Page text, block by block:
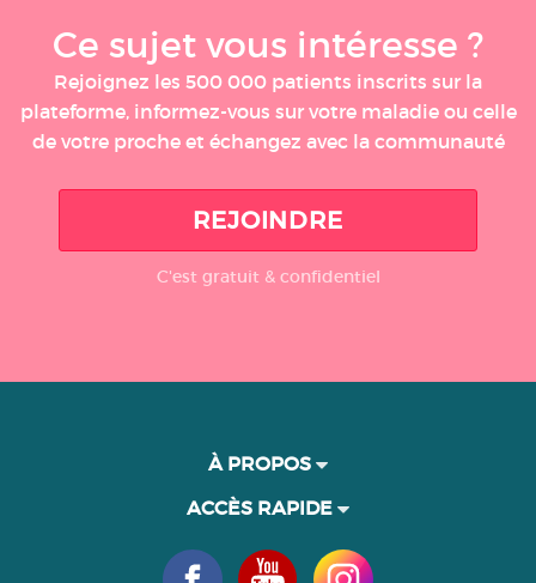
Ce sujet vous intéresse ?
Rejoignez les 500 000 patients inscrits sur la
plateforme, informez-vous sur votre maladie ou celle
de votre proche et échangez avec la communauté
REJOINDRE
C'est gratuit & confidentiel
À PROPOS
ACCÈS RAPIDE